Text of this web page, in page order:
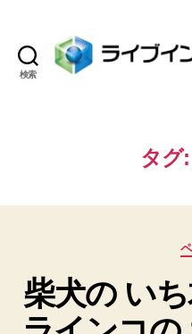
検索
タグ:
柴犬の い